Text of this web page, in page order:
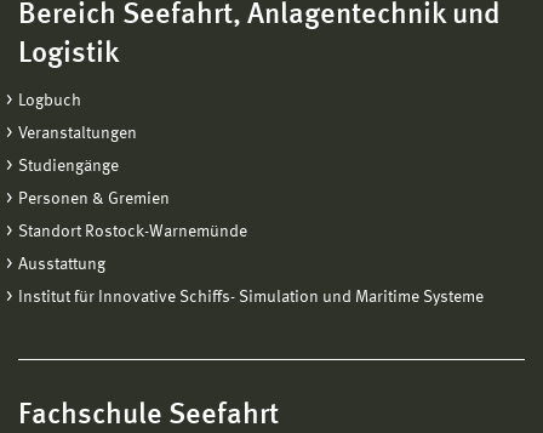
Bereich Seefahrt, Anlagentechnik und
Logistik
Logbuch
Veranstaltungen
Studiengänge
Personen & Gremien
Standort Rostock-Warnemünde
Ausstattung
Institut für Innovative Schiffs- Simulation und Maritime Systeme
Fachschule Seefahrt